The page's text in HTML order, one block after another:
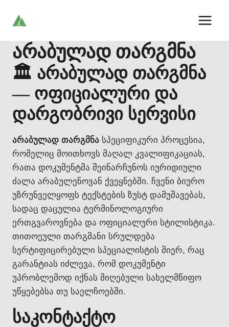
არაბულად თარგმნა
🏛️ არაბულად თარგმნა
— ოფიციალური და
დარგობრივი სერვისი
არაბულად თარგმნა სპეციფიკური პროცესია,
რომელიც მოითხოვს მაღალ კვალიფიკაციას,
რათა დოკუმენტმა შეინარჩუნოს იურიდიული
ძალა არაბულენოვან ქვეყნებში. ჩვენი ბიურო
უზრუნველყოფს ტექსტების ზუსტ დამუშავებას,
სადაც დაცულია ტერმინოლოგიური
ერთგვაროვნება და ოფიციალური სტილისტიკა.
თითოეული თარგმანი სრულდება
სერტიფიცირებული სპეციალისტის მიერ, რაც
გარანტიას იძლევა, რომ დოკუმენტი
უპრობლემოდ იქნას მიღებული სახელმწიფო
უწყებებსა თუ საელჩოებში.
საკონტაქტო